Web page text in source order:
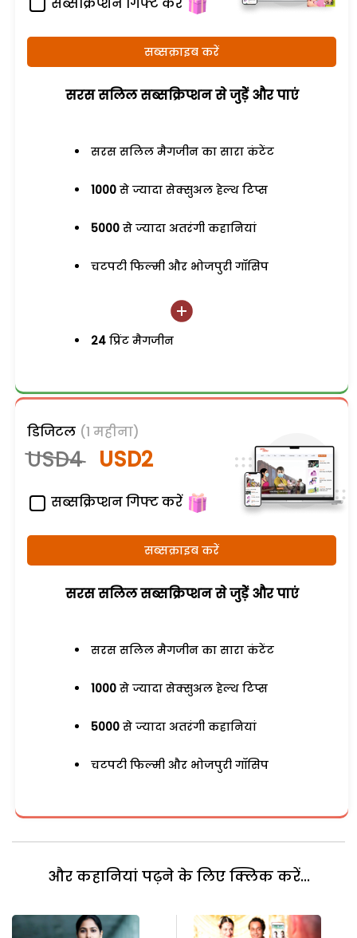
सब्सक्राइब करें
सरस सलिल सब्सक्रिप्शन से जुड़ेें और पाएं
सरस सलिल मैगजीन का सारा कंटेंट
1000 से ज्यादा सेक्सुअल हेल्थ टिप्स
5000 से ज्यादा अतरंगी कहानियां
चटपटी फिल्मी और भोजपुरी गॉसिप
24 प्रिंट मैगजीन
डिजिटल (1 महीना)
USD4 USD2
सब्सक्रिप्शन गिफ्ट करें
सब्सक्राइब करें
सरस सलिल सब्सक्रिप्शन से जुड़ेें और पाएं
सरस सलिल मैगजीन का सारा कंटेंट
1000 से ज्यादा सेक्सुअल हेल्थ टिप्स
5000 से ज्यादा अतरंगी कहानियां
चटपटी फिल्मी और भोजपुरी गॉसिप
और कहानियां पढ़ने के लिए क्लिक करें...